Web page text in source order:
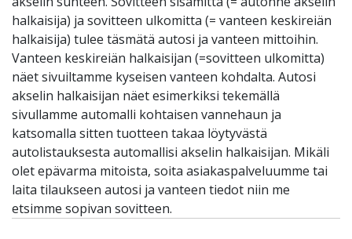
halkaisija) ja sovitteen ulkomitta (= vanteen keskireiän
halkaisija) tulee täsmätä autosi ja vanteen mittoihin.
Vanteen keskireiän halkaisijan (=sovitteen ulkomitta)
näet sivuiltamme kyseisen vanteen kohdalta. Autosi
akselin halkaisijan näet esimerkiksi tekemällä
sivullamme automalli kohtaisen vannehaun ja
katsomalla sitten tuotteen takaa löytyvästä
autolistauksesta automallisi akselin halkaisijan. Mikäli
olet epävarma mitoista, soita asiakaspalveluumme tai
laita tilaukseen autosi ja vanteen tiedot niin me
etsimme sopivan sovitteen.